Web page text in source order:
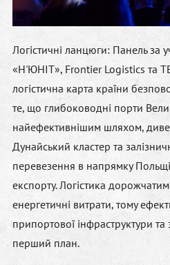
Логістичні ланцюги:Панель за
«Н'ЮНІТ», Frontier Logistics та
логістична карта країни
те, що глибоководні порти
найефективнішим шляхом,
Дунайський кластер та
перевезення в напрямку
експорту. Логістика
енергетичні витрати, тому
припортової інфраструктури та
перший план.